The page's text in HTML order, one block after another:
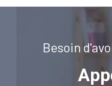
Besoin